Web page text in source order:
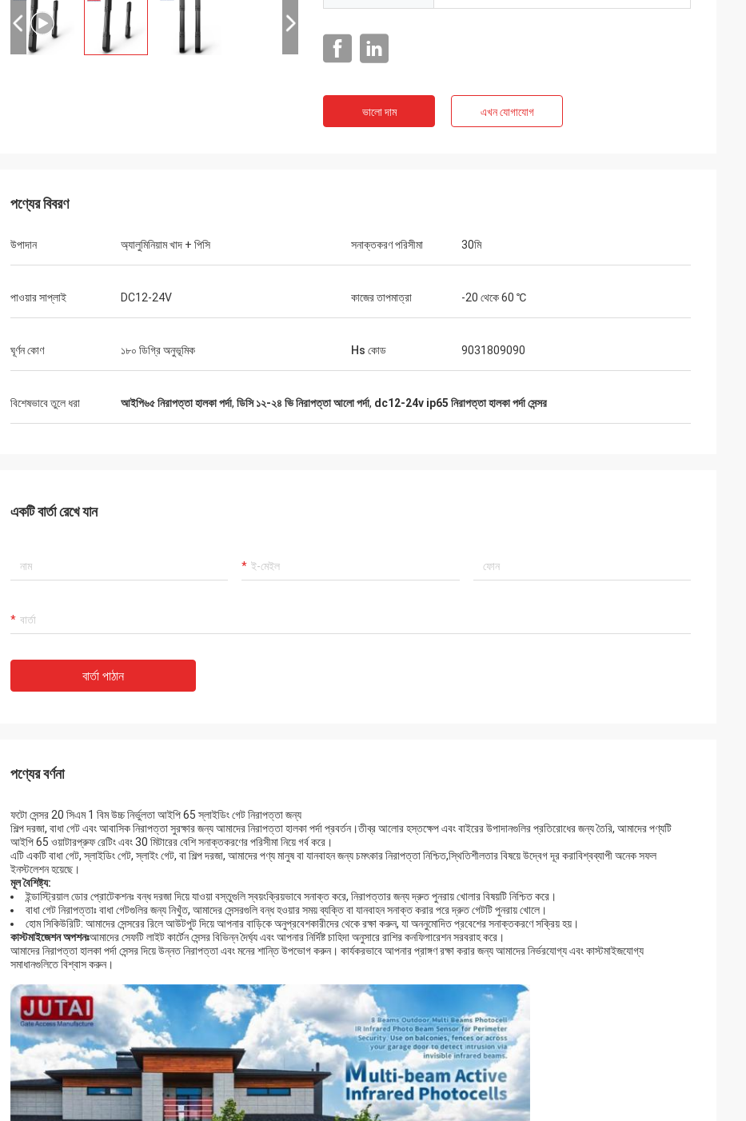
বুরুক
হ্যালো নর্মান... আমি শুধু মনে করিয়ে দিলাম যে আমি তোমাকে
করেছে (এটি পরবর্তী 10 বছর ধরে ধরে ধরে থাকবে)
ভালো দাম এখন যোগাযোগ
পণ্যের বিবরণ
উপাদান অ্যালুমিনিয়াম খাদ + পিসি সনাক্তকরণ পরিসীমা 30মি
পাওয়ার সাপ্লাই DC12-24V কাজের তাপমাত্রা -20 থেকে 60 ℃
ঘূর্ণন কোণ ১৮০ ডিগ্রি অনুভূমিক Hs কোড 9031809090
বিশেষভাবে তুলে ধরা আইপি৬৫ নিরাপত্তা হালকা পর্দা, ডিসি ১২-২৪ ভি নিরাপত্তা আলো পর্দা, dc12-24v ip65 নিরাপত্তা হালকা পর্দা সেন্সর
একটি বার্তা রেখে যান
বার্তা পাঠান
পণ্যের বর্ণনা
ফটো সেন্সর 20 সিএম 1 বিম উচ্চ নির্ভুলতা আইপি 65 স্লাইডিং গেট নিরাপত্তা জন্য
শিল্প দরজা, বাধা গেট এবং আবাসিক নিরাপত্তা সুরক্ষার জন্য আমাদের নিরাপত্তা হালকা পর্দা প্রবর্তন।তীব্র আলোর হস্তক্ষেপ এবং বাইরের উপাদানগুলির প্রতিরোধের জন্য তৈরি, আমাদের পণ্যটি
আইপি 65 ওয়াটারপ্রুফ রেটিং এবং 30 মিটারের বেশি সনাক্তকরণের পরিসীমা নিয়ে গর্ব করে।
এটি একটি বাধা গেট, স্লাইডিং গেট, স্লাইং গেট, বা শিল্প দরজা, আমাদের পণ্য মানুষ বা যানবাহন জন্য চমৎকার নিরাপত্তা নিশ্চিত,স্থিতিশীলতার বিষয়ে উদ্বেগ দূর করাবিশ্বব্যাপী অনেক সফল
ইনস্টলেশন হয়েছে।
মূল বৈশিষ্ট্য:
ইন্ডাস্ট্রিয়াল ডোর প্রোটেকশনঃ বন্ধ দরজা দিয়ে যাওয়া বস্তুগুলি স্বয়ংক্রিয়ভাবে সনাক্ত করে, নিরাপত্তার জন্য দ্রুত পুনরায় খোলার বিষয়টি নিশ্চিত করে।
বাধা গেট নিরাপত্তাঃ বাধা গেটগুলির জন্য নিখুঁত, আমাদের সেন্সরগুলি বন্ধ হওয়ার সময় ব্যক্তি বা যানবাহন সনাক্ত করার পরে দ্রুত গেটটি পুনরায় খোলে।
হোম সিকিউরিটি: আমাদের সেন্সরের রিলে আউটপুট দিয়ে আপনার বাড়িকে অনুপ্রবেশকারীদের থেকে রক্ষা করুন, যা অননুমোদিত প্রবেশের সনাক্তকরণে সক্রিয় হয়।
কাস্টমাইজেশন অপশনঃআমাদের সেফটি লাইট কার্টেন সেন্সর বিভিন্ন দৈর্ঘ্য এবং আপনার নির্দিষ্ট চাহিদা অনুসারে রাশির কনফিগারেশন সরবরাহ করে।
আমাদের নিরাপত্তা হালকা পর্দা সেন্সর দিয়ে উন্নত নিরাপত্তা এবং মনের শান্তি উপভোগ করুন। কার্যকরভাবে আপনার প্রাঙ্গণ রক্ষা করার জন্য আমাদের নির্ভরযোগ্য এবং কাস্টমাইজযোগ্য
সমাধানগুলিতে বিশ্বাস করুন।